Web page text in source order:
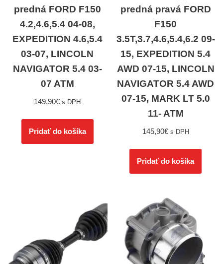
predná FORD F150
4.2,4.6,5.4 04-08,
EXPEDITION 4.6,5.4
03-07, LINCOLN
NAVIGATOR 5.4 03-
07 ATM
149,90€ s DPH
Pridať do košíka
predná pravá FORD
F150
3.5T,3.7,4.6,5.4,6.2 09-
15, EXPEDITION 5.4
AWD 07-15, LINCOLN
NAVIGATOR 5.4 AWD
07-15, MARK LT 5.0
11- ATM
145,90€ s DPH
Pridať do košíka